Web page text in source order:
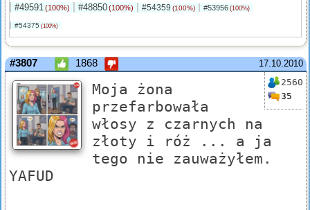
#49591(100%) #48850(100%) #54359 (100%) #53956 (100%)
#54375 (100%)
17.10.2010
#3807 1868
2560
35
Moja żona
przefarbowała
włosy z czarnych na
złoty i róż ... a ja
tego nie zauważyłem.
YAFUD